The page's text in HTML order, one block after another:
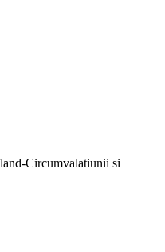
Circumvalatiunii si